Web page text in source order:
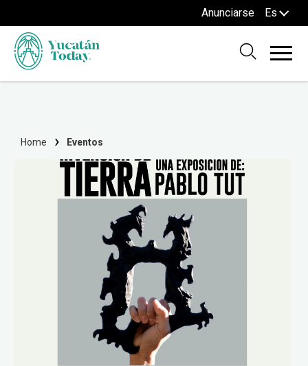
Anunciarse Es
Home Eventos